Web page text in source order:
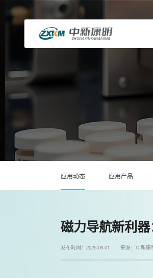
应用动态 应用产品
磁力导航新利
发布时间：2025-09-01 来源：中新康